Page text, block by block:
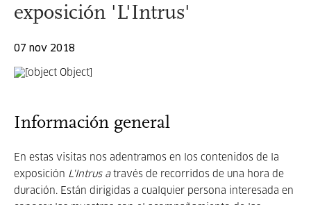
exposición 'L'Intrus'
07 nov 2018
Información general
En estas visitas nos adentramos en los contenidos de la
exposición L'Intrus através de recorridos de una hora de
duración. Están dirigidas a cualquier persona interesada en